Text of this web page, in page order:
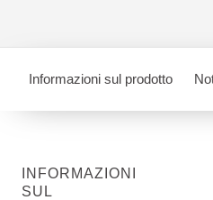
Informazioni sul prodotto
INFORMAZIONI
SUL